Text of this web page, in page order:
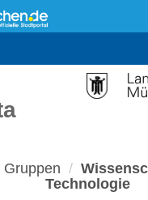
Gruppen
Technologie